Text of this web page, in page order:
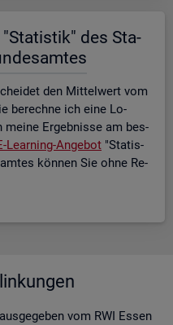
"Sta­tis­tik" des Sta­
den Mit­tel­wert vom
be­rech­ne ich eine Lo­
meine Er­geb­nis­se am bes­
Lear­ning-An­ge­bot "Sta­tis­
kön­nen Sie ohne Re­
vom RWI Essen